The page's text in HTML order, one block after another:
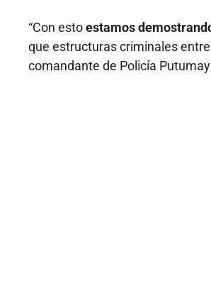
“Con estoestamos
que estructuras criminales
comandante de Policía